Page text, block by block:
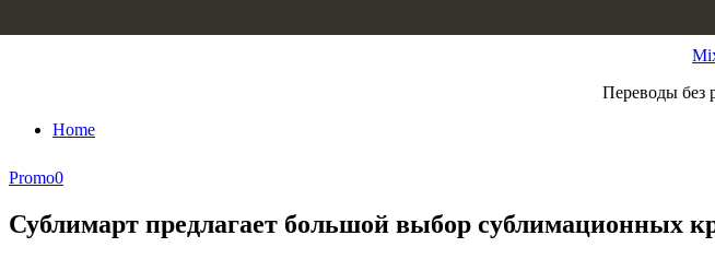
Переводы без
Home
Promo0
Сублимарт предлагает большой выбор сублимационных